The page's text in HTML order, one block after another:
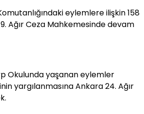
eylemlere ilişkin 158
Ağır Ceza Mahkemesinde devam
Okulunda yaşanan eylemler
yargılanmasına Ankara 24. Ağır